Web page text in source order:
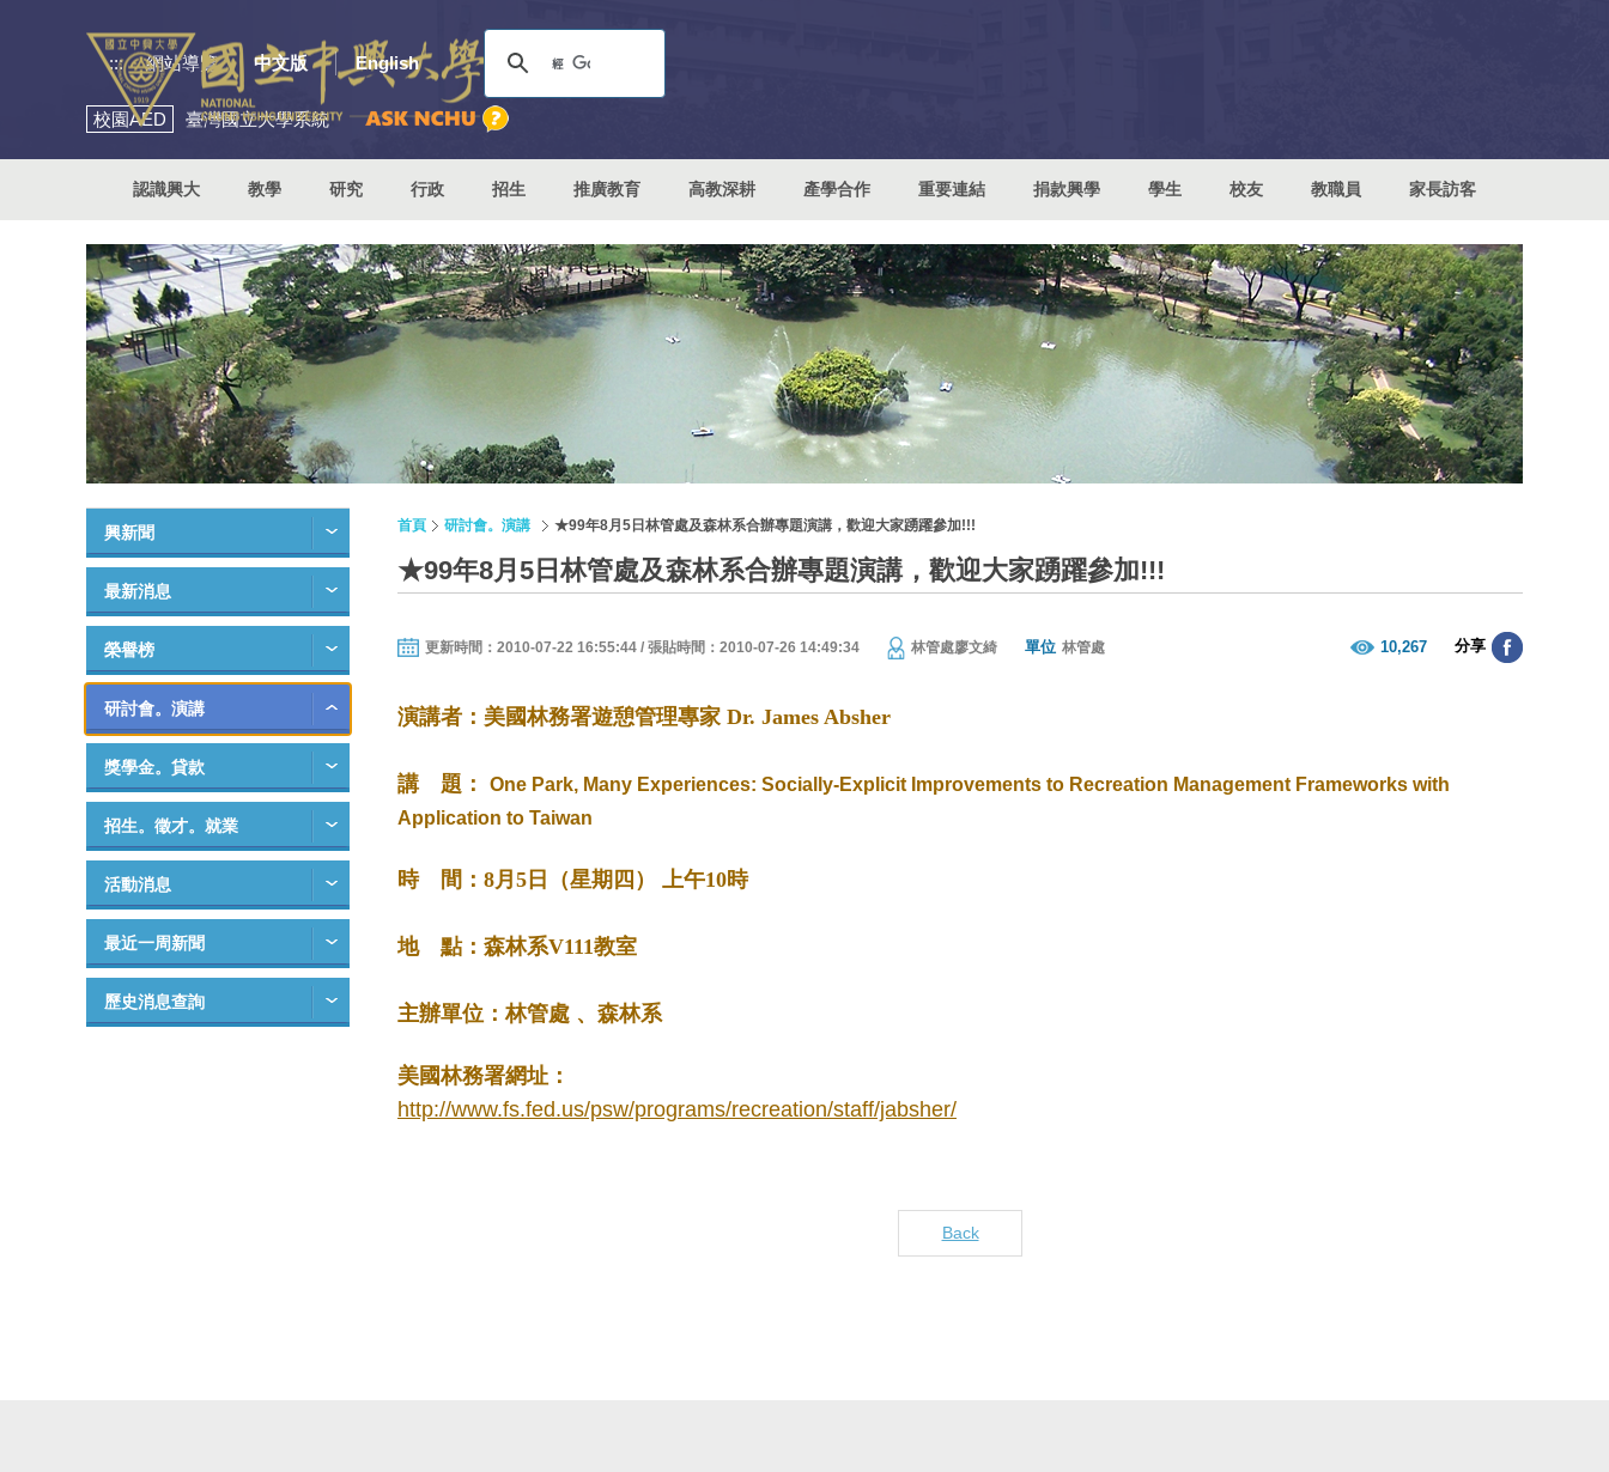
::: 網站導覽 中文版 English
校園AED 臺灣國立大學系統
認識興大 教學 研究 行政 招生 推廣教育 高教深耕 產學合作 重要連結 捐款興學 學生 校友 教職員 家長訪客
興新聞
最新消息
榮譽榜
研討會。演講
獎學金。貸款
招生。徵才。就業
活動消息
最近一周新聞
歷史消息查詢
首頁 研討會。演講 ★99年8月5日林管處及森林系合辦專題演講，歡迎大家踴躍參加!!!
★99年8月5日林管處及森林系合辦專題演講，歡迎大家踴躍參加!!!
更新時間：2010-07-22 16:55:44 / 張貼時間：2010-07-26 14:49:34 林管處廖文綺 單位 林管處 10,267 分享
演講者：美國林務署遊憩管理專家 Dr. James Absher
講 題： One Park, Many Experiences: Socially-Explicit Improvements to Recreation Management Frameworks with
Application to Taiwan
時 間： 8月 5 日 （星期四） 上午10時
地 點：森林系V111教室
主辦單位：林管處 、森林系
美國林務署網址：
http://www.fs.fed.us/psw/programs/recreation/staff/jabsher/
Back